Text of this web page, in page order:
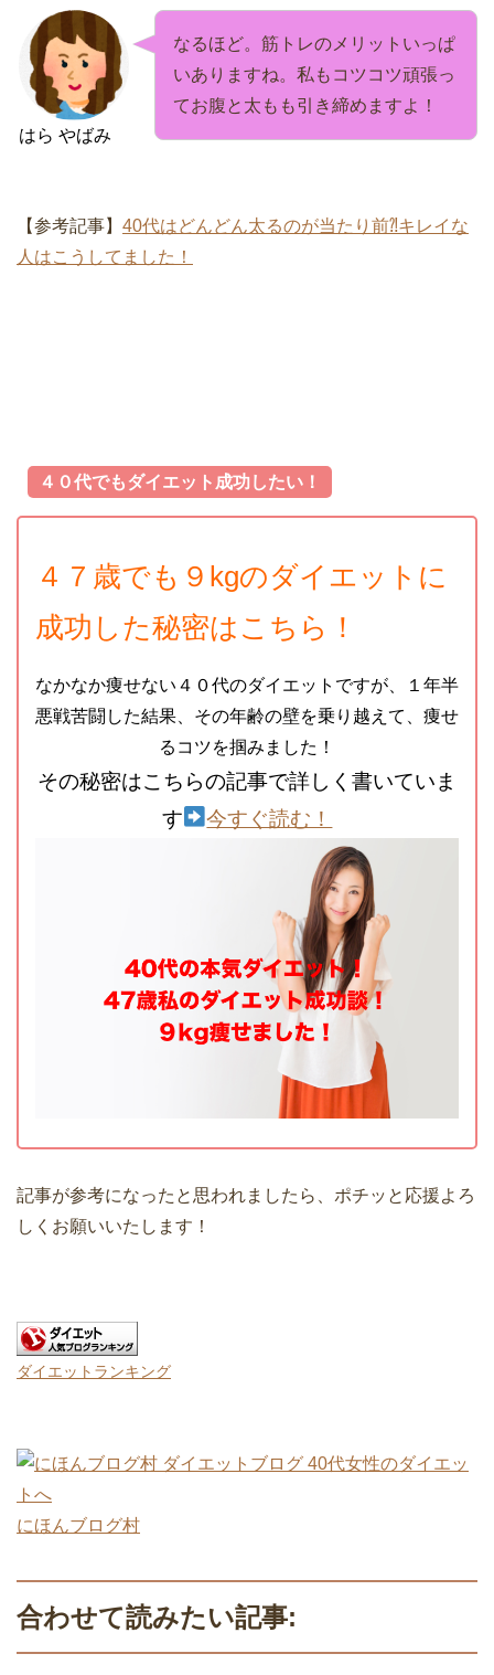
はら やばみ
なるほど。筋トレのメリットいっぱ
いありますね。私もコツコツ頑張っ
てお腹と太もも引き締めますよ！
【参考記事】 40代はどんどん太るのが当たり前⁈キレイな
人はこうしてました！
４０代でもダイエット成功したい！
４７歳でも９kgのダイエットに
成功した秘密はこちら！
なかなか痩せない４０代のダイエットですが、１年半
悪戦苦闘した結果、その年齢の壁を乗り越えて、痩せ
るコツを掴みました！
その秘密はこちらの記事で詳しく書いていま
す
今すぐ読む！
記事が参考になったと思われましたら、ポチッと応援よろ
しくお願いいたします！
ダイエットランキング
にほんブログ村
合わせて読みたい記事: